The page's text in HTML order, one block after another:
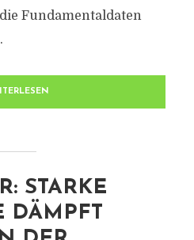
Fundamentaldaten
STARKE
DÄMPFT